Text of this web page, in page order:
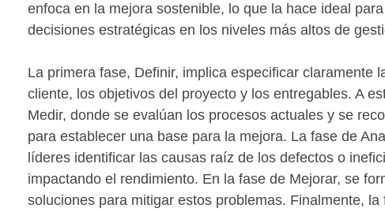
enfoca en la mejora sostenible, lo que la hace ideal
decisiones estratégicas en los niveles más altos de
La primera fase, Definir, implica especificar claramente
cliente, los objetivos del proyecto y los entregables. A
Medir, donde se evalúan los procesos actuales y se
para establecer una base para la mejora. La fase de
líderes identificar las causas raíz de los defectos o
impactando el rendimiento. En la fase de Mejorar, se
soluciones para mitigar estos problemas. Finalmente, la